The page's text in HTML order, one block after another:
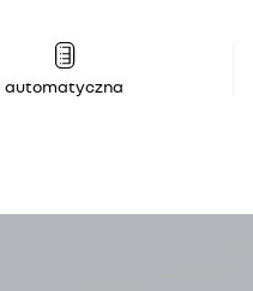
automatyczna